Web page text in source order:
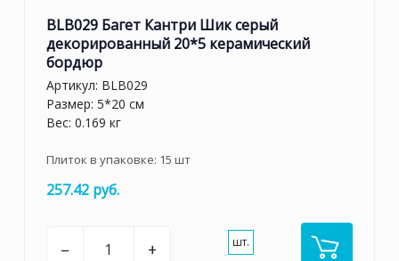
BLB029 Багет Кантри Шик серый
декорированный 20*5 керамический
бордюр
Артикул: BLB029
Размер: 5*20 см
Вес: 0.169 кг
Плиток в упаковке: 15 шт
257.42 руб.
– + шт.